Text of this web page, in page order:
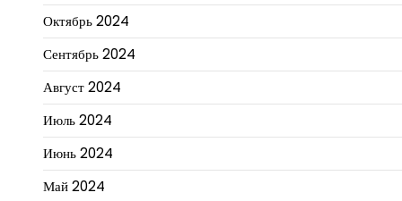
Октябрь 2024
Сентябрь 2024
Август 2024
Июль 2024
Июнь 2024
Май 2024